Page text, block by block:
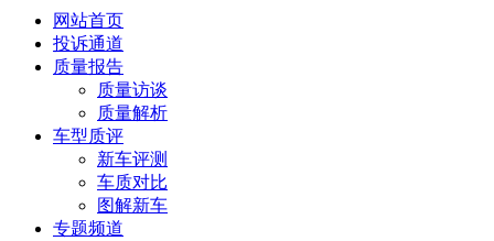
网站首页
投诉通道
质量报告
质量访谈
质量解析
车型质评
新车评测
车质对比
图解新车
专题频道